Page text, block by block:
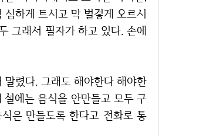
하게 트시고 막 벌겋게 오르시
그래서 필자가 하고 있다. 손에
에는 음식을 안만들고 모두 구
은 만들도록 한다고 전화로 통